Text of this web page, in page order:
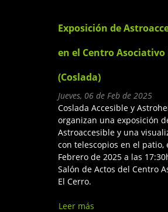
Exposición de
en el Centro Asociativo
(Coslada)
Jueves, 06 de Feb de 2025
Coslada Accesible y
organizan una exposición
Astroaccesible y una
con telescopios en el patio,
Febrero de 2025 a las
Salón de Actos del Centro
El Cerro.
Leer más